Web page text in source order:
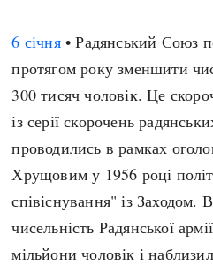
Австралія
Азія
Америка
А(нта)рктика
Африка
Європа
6 січня• Радянський Союз
протягом року зменшити
300 тисяч чоловік. Це
із серії скорочень
проводились в рамках
Хрущовим у 1956 році
співіснування" із Заходом.
чисельність Радянської
мільйони чоловік і